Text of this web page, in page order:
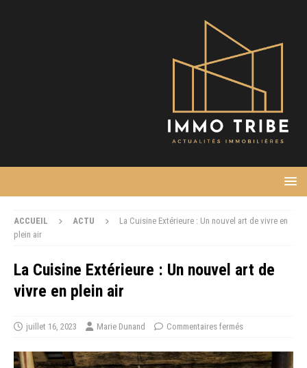
ACCUEIL ACTU
La Cuisine Extérieure : Un nouvel art de vivre en
plein air
La Cuisine Extérieure : Un nouvel art de
vivre en plein air
juillet 16, 2023 Marie Dunand Commentaires fermés